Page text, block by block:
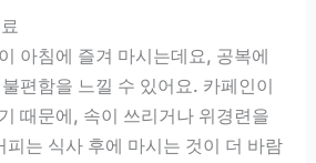
아침에 즐겨 마시는데요, 공복에
편함을 느낄 수 있어요. 카페인이
때문에, 속이 쓰리거나 위경련을
피는 식사 후에 마시는 것이 더 바람